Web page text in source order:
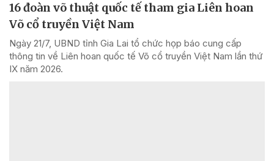
16 đoàn võ thuật quốc tế tham gia Liên hoan
Võ cổ truyền Việt Nam
Ngày 21/7, UBND tỉnh Gia Lai tổ chức họp báo cung cấp
thông tin về Liên hoan quốc tế Võ cổ truyền Việt Nam lần thứ
IX năm 2026.